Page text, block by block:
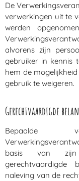
De
verwerkingen uit te
werden
alvorens zijn
gebruiker in kennis
hem de
gebruik te weigeren.
Gerechtvaardigde
Bepaalde
basis van zijn
naleving van de